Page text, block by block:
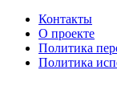
Контакты
О проекте
Политика
Политика